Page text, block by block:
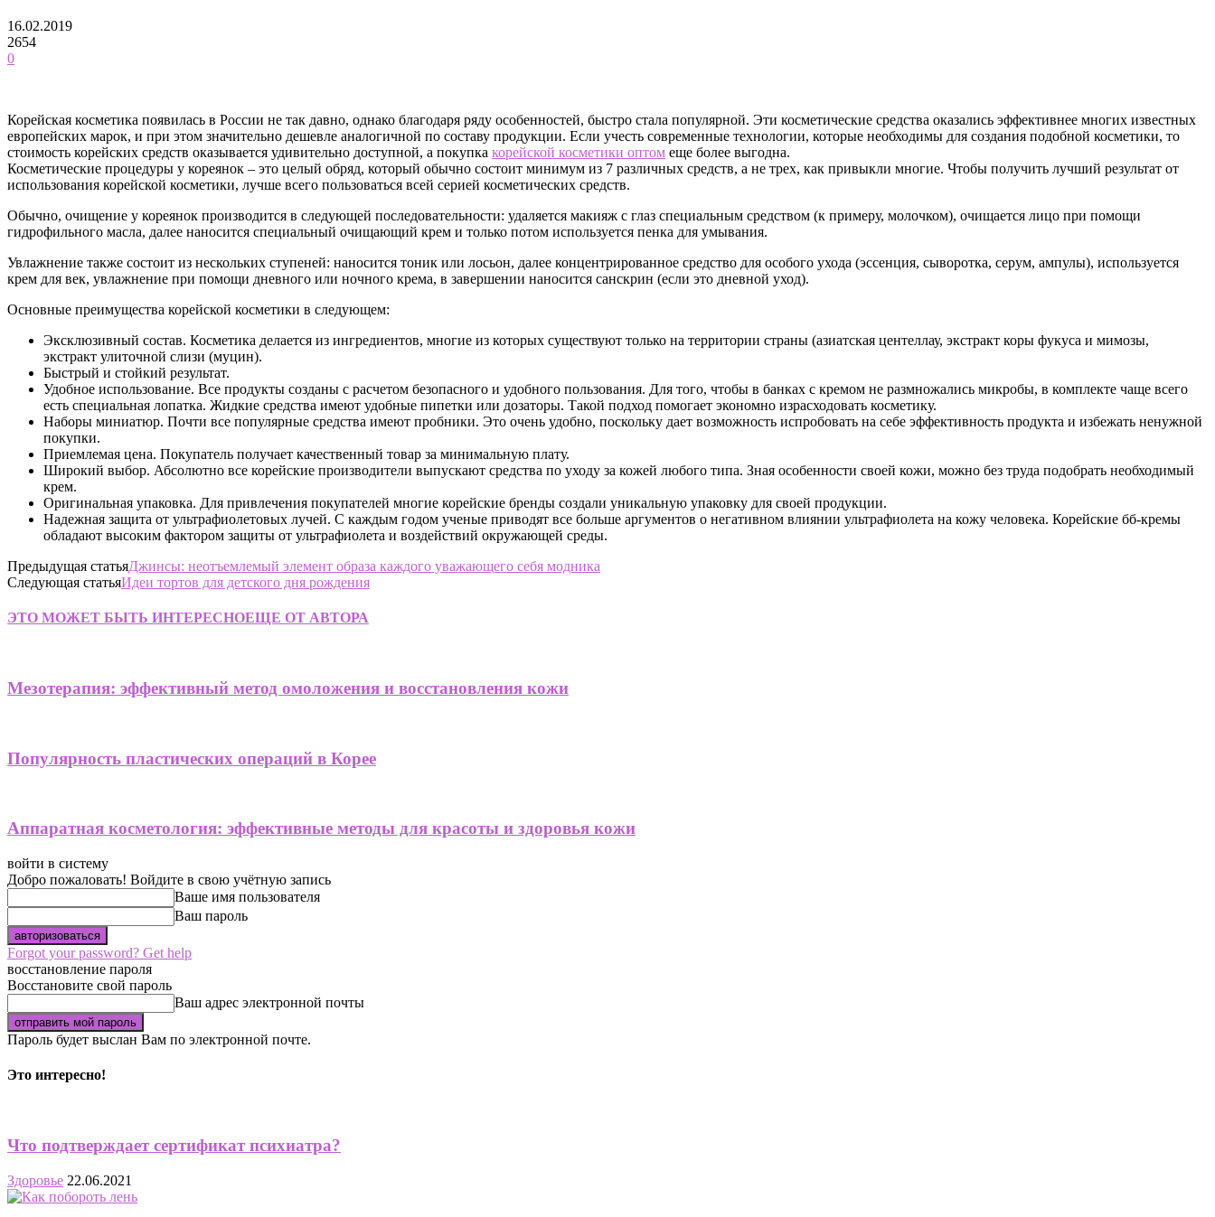
16.02.2019
2654
0
Корейская косметика появилась в России не так давно, однако благодаря ряду особенностей, быстро стала популярной. Эти косметические средства оказались эффективнее многих известных
европейских марок, и при этом значительно дешевле аналогичной по составу продукции. Если учесть современные технологии, которые необходимы для создания подобной косметики, то
стоимость корейских средств оказывается удивительно доступной, а покупка корейской косметики оптом еще более выгодна.
Косметические процедуры у кореянок – это целый обряд, который обычно состоит минимум из 7 различных средств, а не трех, как привыкли многие. Чтобы получить лучший результат от
использования корейской косметики, лучше всего пользоваться всей серией косметических средств.
Обычно, очищение у кореянок производится в следующей последовательности: удаляется макияж с глаз специальным средством (к примеру, молочком), очищается лицо при помощи
гидрофильного масла, далее наносится специальный очищающий крем и только потом используется пенка для умывания.
Увлажнение также состоит из нескольких ступеней: наносится тоник или лосьон, далее концентрированное средство для особого ухода (эссенция, сыворотка, серум, ампулы), используется
крем для век, увлажнение при помощи дневного или ночного крема, в завершении наносится санскрин (если это дневной уход).
Основные преимущества корейской косметики в следующем:
Эксклюзивный состав. Косметика делается из ингредиентов, многие из которых существуют только на территории страны (азиатская центеллау, экстракт коры фукуса и мимозы,
экстракт улиточной слизи (муцин).
Быстрый и стойкий результат.
Удобное использование. Все продукты созданы с расчетом безопасного и удобного пользования. Для того, чтобы в банках с кремом не размножались микробы, в комплекте чаще всего
есть специальная лопатка. Жидкие средства имеют удобные пипетки или дозаторы. Такой подход помогает экономно израсходовать косметику.
Наборы миниатюр. Почти все популярные средства имеют пробники. Это очень удобно, поскольку дает возможность испробовать на себе эффективность продукта и избежать ненужной
покупки.
Приемлемая цена. Покупатель получает качественный товар за минимальную плату.
Широкий выбор. Абсолютно все корейские производители выпускают средства по уходу за кожей любого типа. Зная особенности своей кожи, можно без труда подобрать необходимый
крем.
Оригинальная упаковка. Для привлечения покупателей многие корейские бренды создали уникальную упаковку для своей продукции.
Надежная защита от ультрафиолетовых лучей. С каждым годом ученые приводят все больше аргументов о негативном влиянии ультрафиолета на кожу человека. Корейские бб-кремы
обладают высоким фактором защиты от ультрафиолета и воздействий окружающей среды.
Предыдущая статьяДжинсы: неотъемлемый элемент образа каждого уважающего себя модника
Следующая статьяИдеи тортов для детского дня рождения
ЭТО МОЖЕТ БЫТЬ ИНТЕРЕСНОЕЩЕ ОТ АВТОРА
Мезотерапия: эффективный метод омоложения и восстановления кожи
Популярность пластических операций в Корее
Аппаратная косметология: эффективные методы для красоты и здоровья кожи
войти в систему
Добро пожаловать! Войдите в свою учётную запись
Ваше имя пользователя
Ваш пароль
Forgot your password? Get help
восстановление пароля
Восстановите свой пароль
Ваш адрес электронной почты
Пароль будет выслан Вам по электронной почте.
Это интересно!
Что подтверждает сертификат психиатра?
Здоровье 22.06.2021